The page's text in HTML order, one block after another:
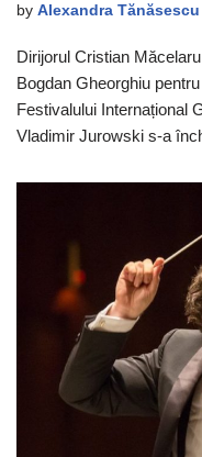
by Alexandra Tănăsescu
Dirijorul Cristian
Bogdan Gheorghiu
Festivalului Internațional
Vladimir Jurowski s-a